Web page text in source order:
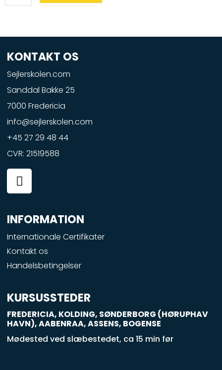
KONTAKT OS
Sejlerskolen.com
Sanddal Bakke 25
7000 Fredericia
info@sejlerskolen.com
+45 27 29 48 44
CVR: 21519588
F
a
c
e
b
o
o
k
-
q
u
a
r
INFORMATION
Internationale Certifikater
Kontakt os
Handelsbetingelser
KURSUSSTEDER
FREDERICIA, KOLDING, SØNDERBORG (HØRUPHAV
HAVN), AABENRAA, ASSENS, BOGENSE
Mødested ved slæbestedet, ca 15 min før